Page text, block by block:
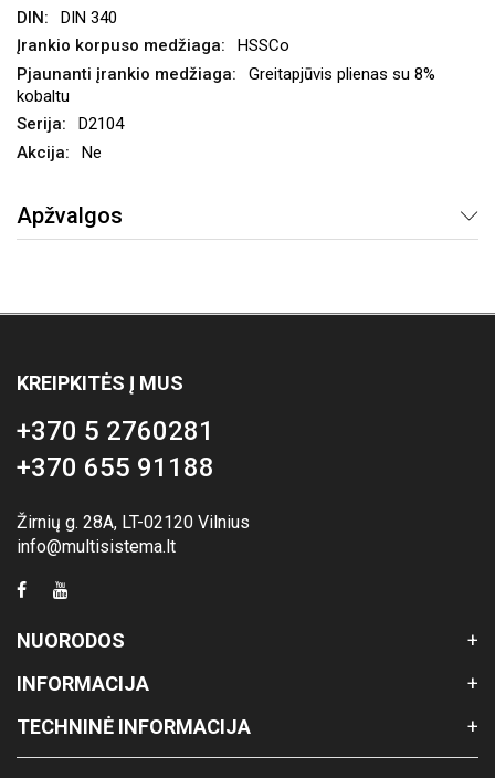
DIN 340
HSSCo
Greitapjūvis plienas su 8%
kobaltu
D2104
Ne
Apžvalgos
KREIPKITĖS Į MUS
+370 5 2760281
+370 655 91188
Žirnių g. 28A, LT-02120 Vilnius
info@multisistema.lt
NUORODOS
INFORMACIJA
TECHNINĖ INFORMACIJA